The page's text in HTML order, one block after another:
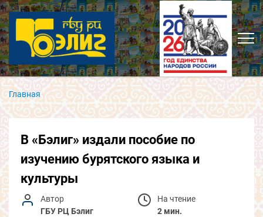
Главная
В «Бэлиг» издали пособие по
изучению бурятского языка и
культуры
Автор
ГБУ РЦ Бэлиг
На чтение
2 мин.